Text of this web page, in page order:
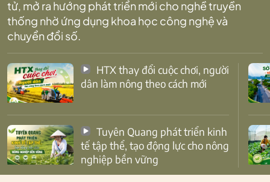
tử, mở ra hướng phát triển mới cho nghề truyền
thống nhờ ứng dụng khoa học công nghệ và
chuyển đổi số.
dân làm nông theo cách mới
tế tập thể, tạo động lực cho nông
nghiệp bền vững